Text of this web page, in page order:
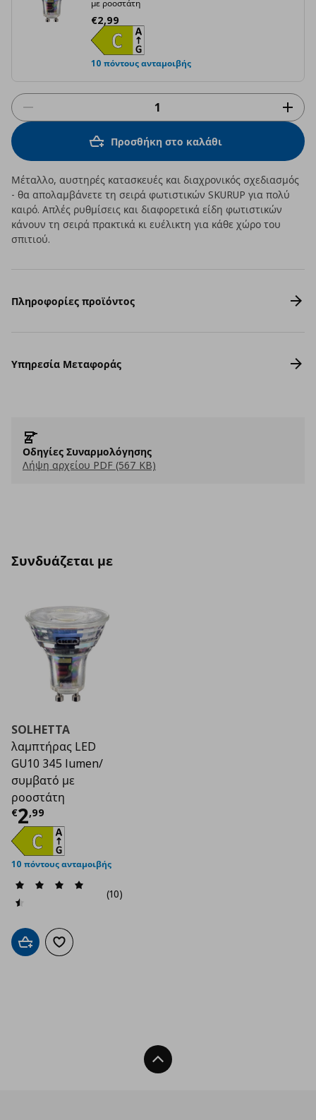
με ροοστάτη
€2,99
Τρέχουσα τιμή
10 πόντους ανταμοιβής
Προσθήκη στο καλάθι
Μέταλλο, αυστηρές κατασκευές και διαχρονικός σχεδιασμός
- θα απολαμβάνετε τη σειρά φωτιστικών SKURUP για πολύ
καιρό. Απλές ρυθμίσεις και διαφορετικά είδη φωτιστικών
κάνουν τη σειρά πρακτικά κι ευέλικτη για κάθε χώρο του
σπιτιού.
Πληροφορίες προϊόντος
Υπηρεσία Μεταφοράς
Οδηγίες Συναρμολόγησης
Λήψη αρχείου PDF (567 KB)
Συνδυάζεται με
SOLHETTA
λαμπτήρας LED
GU10 345 lumen/
συμβατό με
ροοστάτη
€2,99
Τρέχουσα τιμή
10 πόντους ανταμοιβής
(10)
Προσθήκη στο καλάθι
Προσθήκη στα αγαπημένα
Back To Top